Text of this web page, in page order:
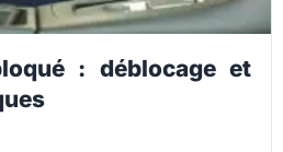
: déblocage et